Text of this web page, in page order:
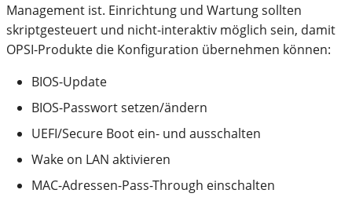
Management ist. Einrichtung und Wartung sollten
skriptgesteuert und nicht-interaktiv möglich sein, damit
OPSI-Produkte die Konfiguration übernehmen können:
BIOS-Update
BIOS-Passwort setzen/ändern
UEFI/Secure Boot ein- und ausschalten
Wake on LAN aktivieren
MAC-Adressen-Pass-Through einschalten